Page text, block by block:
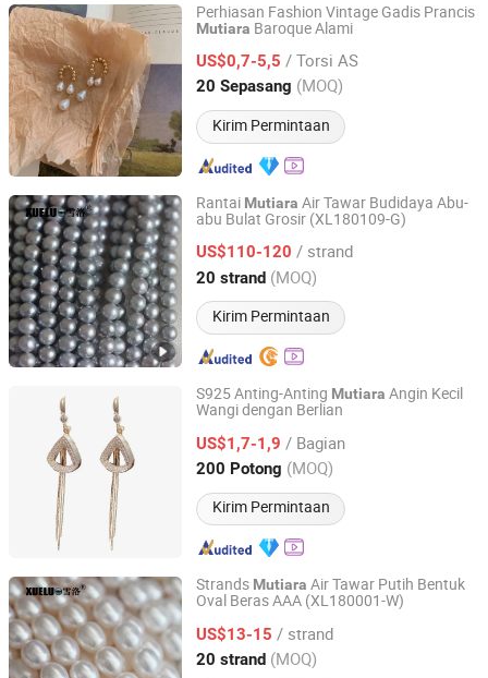
Perhiasan Fashion Vintage Gadis Prancis
Mutiara Baroque Alami
US$0,7-5,5 / Torsi AS
20 Sepasang (MOQ)
Kirim Permintaan
YIWU JINYE IMPORT AND EXPORT CO., LTD
Zhejiang, China Harga mulai 2017
Rantai Mutiara Air Tawar Budidaya Abu-
abu Bulat Grosir (XL180109-G)
US$110-120 / strand
20 strand (MOQ)
Kirim Permintaan
Zhuji Xueluo Pearl Jewelry Co., Ltd.
Zhejiang, China Harga mulai 2013
S925 Anting-Anting Mutiara Angin Kecil
Wangi dengan Berlian
US$1,7-1,9 / Bagian
200 Potong (MOQ)
Kirim Permintaan
YIWU JINYE IMPORT AND EXPORT CO., LTD
Zhejiang, China Harga mulai 2017
Strands Mutiara Air Tawar Putih Bentuk
Oval Beras AAA (XL180001-W)
US$13-15 / strand
20 strand (MOQ)
Zhuji Xueluo Pearl Jewelry Co., Ltd.
Zhejiang, China Harga mulai 2013